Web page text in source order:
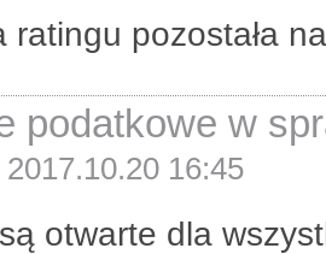
ratingu pozostała
podatkowe w
2017.10.20 16:45
otwarte dla